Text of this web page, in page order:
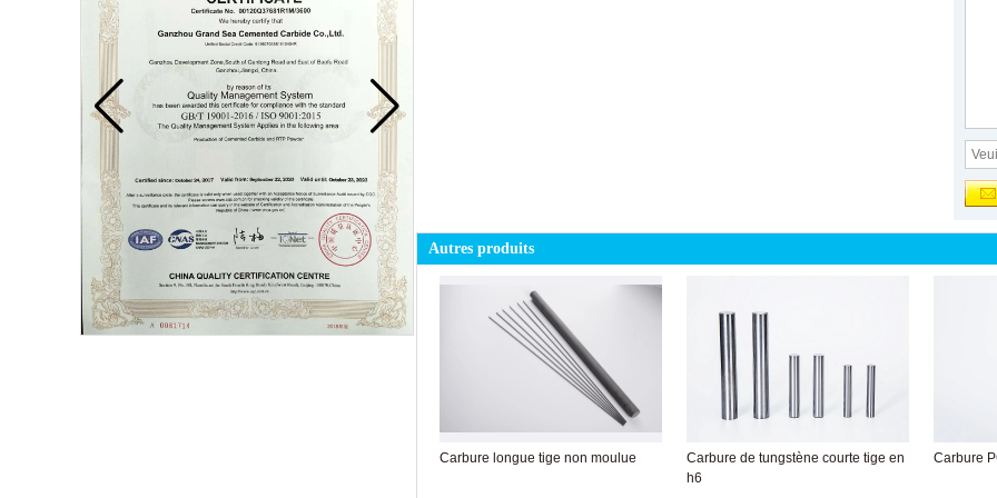
Autres produits
Carbure longue tige non moulue
Carbure de tungstène courte tige en
h6
Carbure